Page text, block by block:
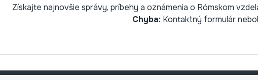
Získajte najnovšie správy, príbehy a oznámenia o Rómskom
Chyba:Kontaktný formulár